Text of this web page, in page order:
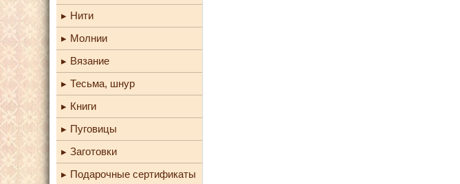
Нити
Молнии
Вязание
Тесьма, шнур
Книги
Пуговицы
Заготовки
Подарочные сертификаты